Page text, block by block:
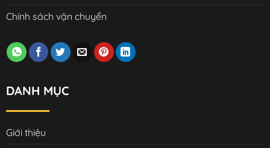
Chính sách vận chuyển
DANH MỤC
Giới thiệu